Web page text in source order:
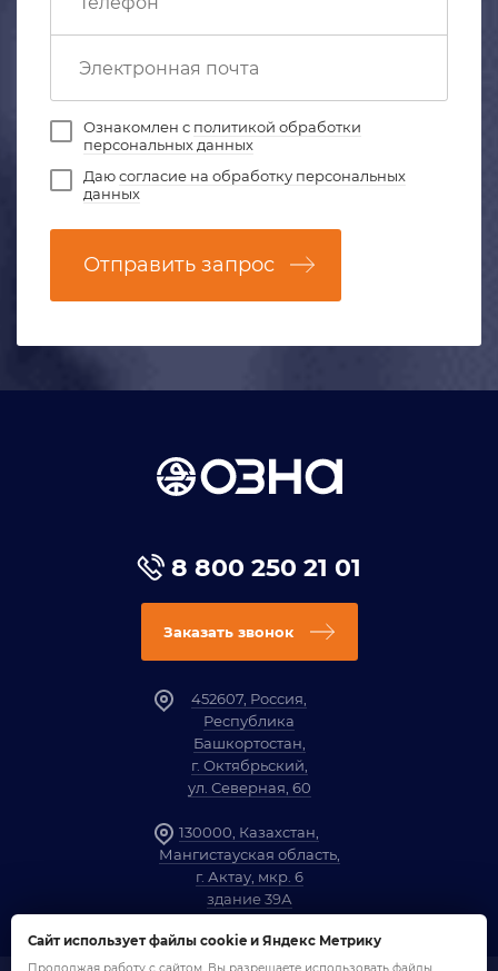
Ознакомлен с политикой обработки
персональных данных
Даюсогласие на обработку персональных
данных
Отправить запрос
8 800 250 21 01
Заказать звонок
452607, Россия,
Республика
Башкортостан,
г. Октябрьский,
ул. Северная, 60
130000, Казахстан,
Мангистауская область,
г. Актау, мкр. 6
здание 39А
Сайт использует файлы cookie и Яндекс Метрику